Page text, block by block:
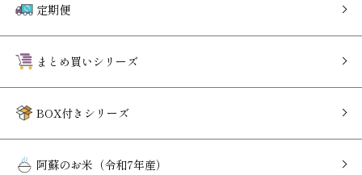
定期便
まとめ買いシリーズ
BOX付きシリーズ
阿蘇のお米（令和7年産）